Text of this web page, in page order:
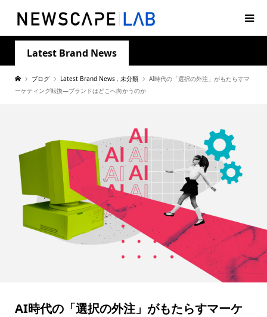
Latest Brand News
ブログ Latest Brand News , 未分類
AI時代の「選択の外注」がもたらすマ
ーケティング転換—ブランドはどこへ向かうのか
AI時代の「選択の外注」がもたらすマーケ